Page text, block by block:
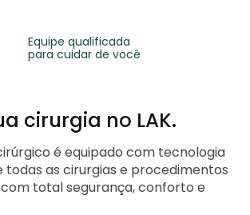
Equipe qualificada
para cuidar de você
cirurgia no LAK.
é equipado com tecnologia
todas as cirurgias e procedimentos
total segurança, conforto e